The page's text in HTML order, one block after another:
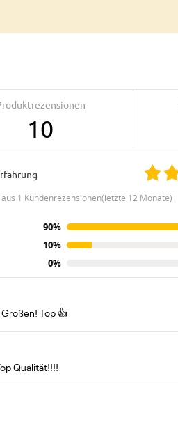
10
aus 1 Kundenrezensionen(letzte 12 Monate)
90%
10%
0%
Top 👍
Qualität!!!!